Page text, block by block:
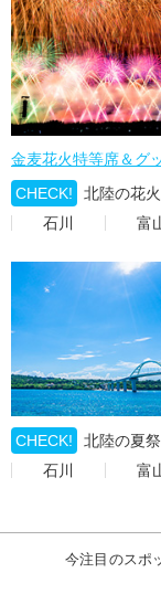
金麦花火特等席＆グ
CHECK!
北陸の花
石川
富
CHECK!
北陸の夏
石川
富
今注目のスポ